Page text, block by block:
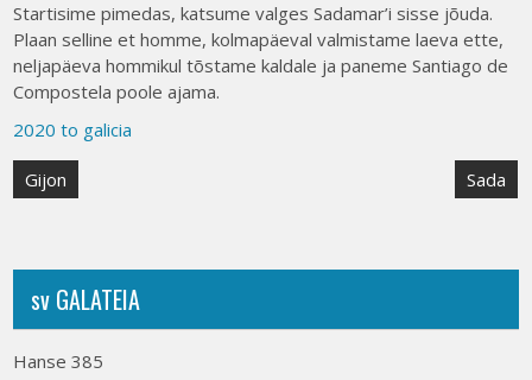
Startisime pimedas, katsume valges Sadamar’i sisse jõuda.
Plaan selline et homme, kolmapäeval valmistame laeva ette,
neljapäeva hommikul tõstame kaldale ja paneme Santiago de
Compostela poole ajama.
2020 to galicia
Post
Gijon Sada
sv GALATEIA
Hanse 385